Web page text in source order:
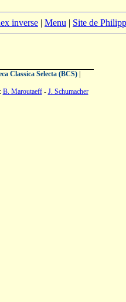
inverse | Menu | Site de
Classica Selecta (BCS)|
B. Maroutaeff- J. Schumacher